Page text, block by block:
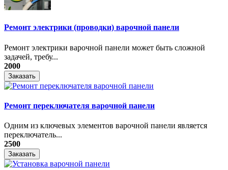
Ремонт электрики (проводки) варочной панели
Ремонт электрики варочной панели может быть сложной
задачей, требу...
2000
Заказать
Ремонт переключателя варочной панели
Одним из ключевых элементов варочной панели является
переключатель...
2500
Заказать